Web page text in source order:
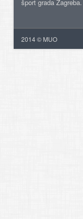
šport grada Zagreba.
2014 © MUO